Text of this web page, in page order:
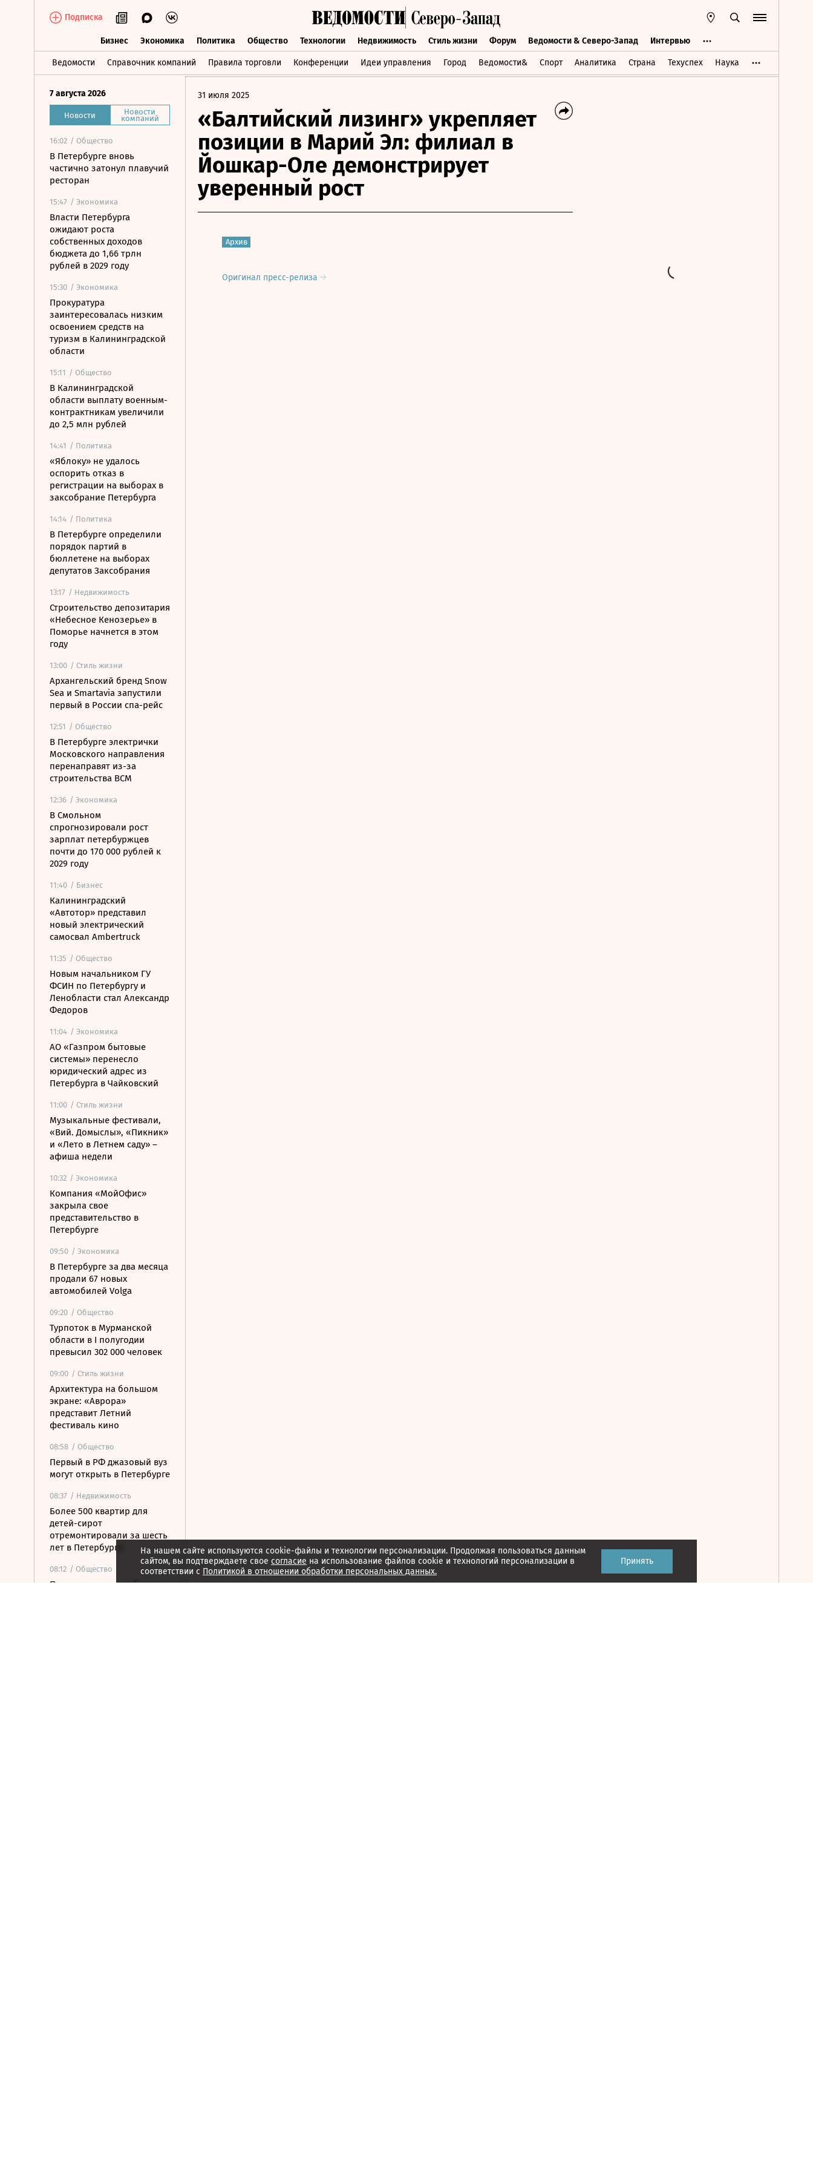
Подписка
Бизнес Экономика Политика Общество Технологии Недвижимость Стиль жизни Форум Ведомости & Северо-Запад Интервью
Ведомости Справочник компаний Правила торговли Конференции Идеи управления Город Ведомости& Спорт Аналитика Страна Техуспех Наука
Бизнес Экономика Политика Общество Технологии Недвижимость Стиль жизни Форум Ведомости & Северо-Запад Интервью
7 августа 2026
Новости Новости
компаний
16:02 / Общество
В Петербурге вновь
частично затонул плавучий
ресторан
15:47 / Экономика
Власти Петербурга
ожидают роста
собственных доходов
бюджета до 1,66 трлн
рублей в 2029 году
15:30 / Экономика
Прокуратура
заинтересовалась низким
освоением средств на
туризм в Калининградской
области
15:11 / Общество
В Калининградской
области выплату военным-
контрактникам увеличили
до 2,5 млн рублей
14:41 / Политика
«Яблоку» не удалось
оспорить отказ в
регистрации на выборах в
заксобрание Петербурга
14:14 / Политика
В Петербурге определили
порядок партий в
бюллетене на выборах
депутатов Заксобрания
13:17 / Недвижимость
Строительство депозитария
«Небесное Кенозерье» в
Поморье начнется в этом
году
13:00 / Стиль жизни
Архангельский бренд Snow
Sea и Smartavia запустили
первый в России спа-рейс
12:51 / Общество
В Петербурге электрички
Московского направления
перенаправят из-за
строительства ВСМ
12:36 / Экономика
В Смольном
спрогнозировали рост
зарплат петербуржцев
почти до 170 000 рублей к
2029 году
11:40 / Бизнес
Калининградский
«Автотор» представил
новый электрический
самосвал Ambertruck
11:35 / Общество
Новым начальником ГУ
ФСИН по Петербургу и
Ленобласти стал Александр
Федоров
11:04 / Экономика
АО «Газпром бытовые
системы» перенесло
юридический адрес из
Петербурга в Чайковский
11:00 / Стиль жизни
Музыкальные фестивали,
«Вий. Домыслы», «Пикник»
и «Лето в Летнем саду» –
афиша недели
10:32 / Экономика
Компания «МойОфис»
закрыла свое
представительство в
Петербурге
09:50 / Экономика
В Петербурге за два месяца
продали 67 новых
автомобилей Volga
09:20 / Общество
Турпоток в Мурманской
области в I полугодии
превысил 302 000 человек
09:00 / Стиль жизни
Архитектура на большом
экране: «Аврора»
представит Летний
фестиваль кино
08:58 / Общество
Первый в РФ джазовый вуз
могут открыть в Петербурге
08:37 / Недвижимость
Более 500 квартир для
детей-сирот
отремонтировали за шесть
лет в Петербурге
08:12 / Общество
Прокуратура потребовала
31 июля 2025
«Балтийский лизинг» укрепляет
позиции в Марий Эл: филиал в
Йошкар-Оле демонстрирует
уверенный рост
Архив
Оригинал пресс-релиза
На нашем сайте используются cookie-файлы и технологии персонализации. Продолжая пользоваться данным
сайтом, вы подтверждаете свое согласие на использование файлов cookie и технологий персонализации в
соответствии с Политикой в отношении обработки персональных данных.
Принять